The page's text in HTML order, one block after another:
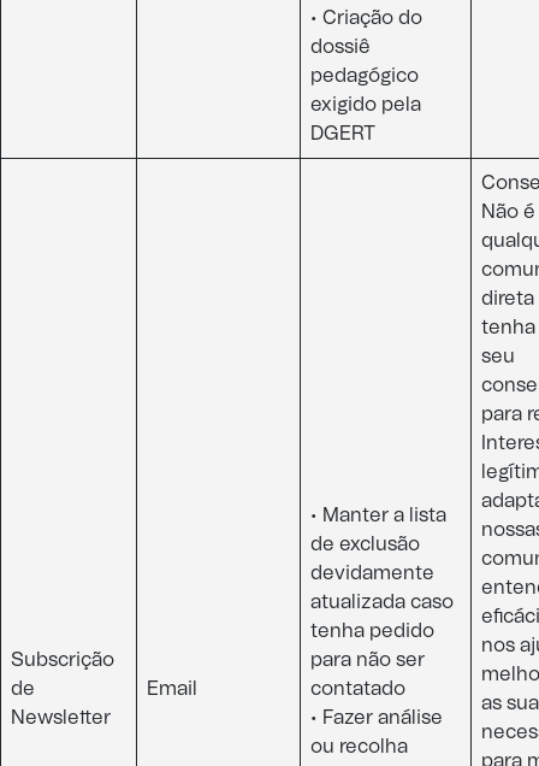
• Criação do
dossiê
pedagógico
exigido pela
DGERT
Subscrição
de
Newsletter​
Email​
• Manter a lista
de exclusão
devidamente
atualizada caso
tenha pedido
para não ser
contatado
• Fazer análise
ou recolha
Não
direta
tenha
seu
para
nos
as
para